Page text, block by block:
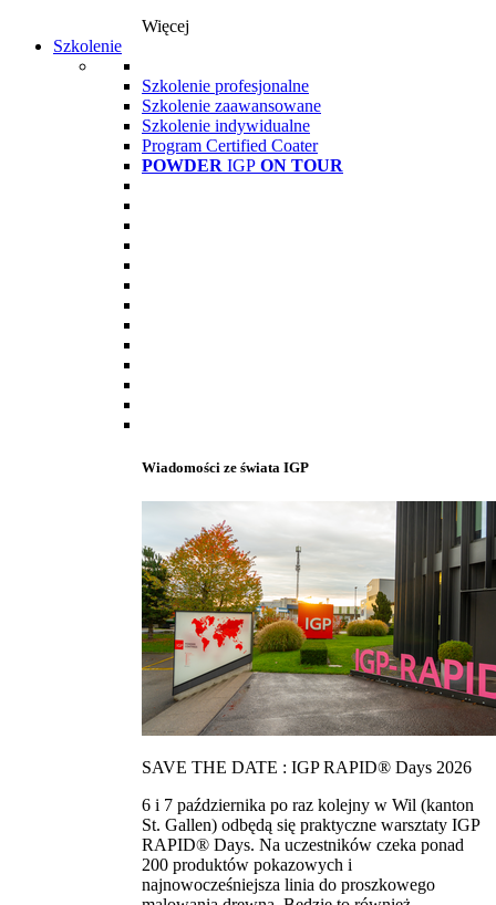
Więcej
Szkolenie
Szkolenie profesjonalne
Szkolenie zaawansowane
Szkolenie indywidualne
Program Certified Coater
POWDER IGP ON TOUR
Wiadomości ze świata IGP
SAVE THE DATE : IGP RAPID® Days 2026
6 i 7 października po raz kolejny w Wil (kanton
St. Gallen) odbędą się praktyczne warsztaty IGP
RAPID® Days. Na uczestników czeka ponad
200 produktów pokazowych i
najnowocześniejsza linia do proszkowego